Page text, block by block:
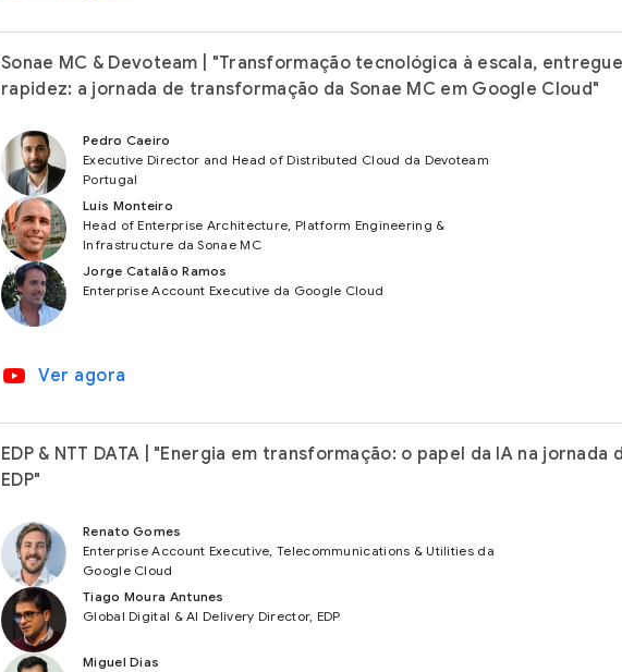
Sonae MC & Devoteam | "Transformação tecnológica à escala,
rapidez: a jornada de transformação da Sonae MC em Google Cloud"
Pedro Caeiro
Executive Director and Head of Distributed Cloud da Devoteam
Portugal
Luis Monteiro
Head of Enterprise Architecture, Platform Engineering &
Infrastructure da Sonae MC
Jorge Catalão Ramos
Enterprise Account Executive da Google Cloud
video_youtube Ver agora
EDP & NTT DATA | "Energia em transformação: o papel da IA na jornada
EDP"
Renato Gomes
Enterprise Account Executive, Telecommunications & Utilities da
Google Cloud
Tiago Moura Antunes
Global Digital & AI Delivery Director, EDP
Miguel Dias